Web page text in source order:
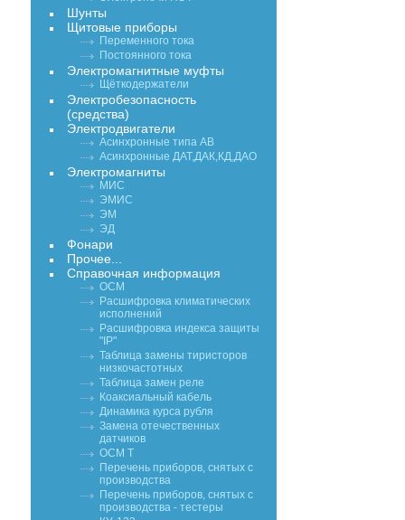
Шунты
Щитовые приборы
Переменного тока
Постоянного тока
Электромагнитные муфты
Щёткодержатели
Электробезопасность
(средства)
Электродвигатели
Асинхронные типа АВ
Асинхронные ДАТ,ДАК,КД,ДАО
Электромагниты
МИС
ЭМИС
ЭМ
ЭД
Фонари
Прочее...
Справочная информация
ОСМ
Расшифровка климатических
исполнений
Расшифровка индекса защиты
"IP"
Таблица замены тиристоров
низкочастотных
Таблица замен реле
Коаксиальный кабель
Динамика курса рубля
Замена отечественных
датчиков
ОСМ Т
Перечень приборов, снятых с
производства
Перечень приборов, снятых с
производства - тестеры